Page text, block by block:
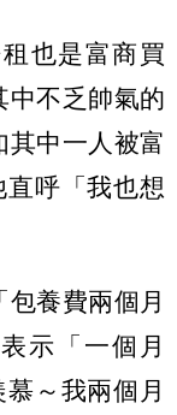
也是富商買
中不乏帥氣的
其中一人被富
呼「我也想
養費兩個月
示「一個月
～我兩個月